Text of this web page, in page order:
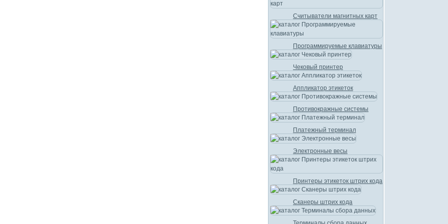
Считыватели магнитных карт
Программируемые клавиатуры
Чековый принтер
Аппликатор этикеток
Противокражные системы
Платежный терминал
Электронные весы
Принтеры этикеток штрих кода
Сканеры штрих кода